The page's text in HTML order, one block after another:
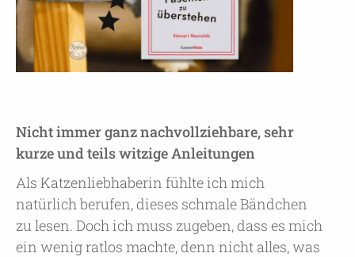
Nicht immer ganz nachvollziehbare, sehr
kurze und teils witzige Anleitungen
Als Katzenliebhaberin fühlte ich mich
natürlich berufen, dieses schmale Bändchen
zu lesen. Doch ich muss zugeben, dass es mich
ein wenig ratlos machte, denn nicht alles, was